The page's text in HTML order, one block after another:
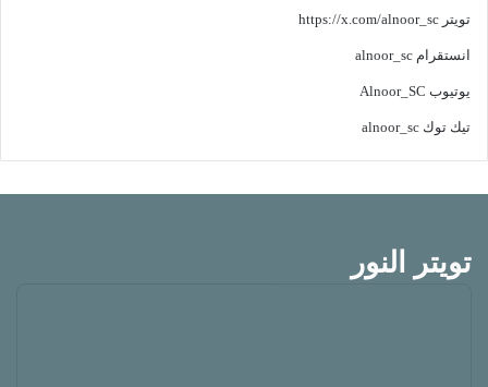
تويتر https://x.com/alnoor_sc
انستقرام alnoor_sc
يوتيوب Alnoor_SC
تيك توك alnoor_sc
تويتر النور